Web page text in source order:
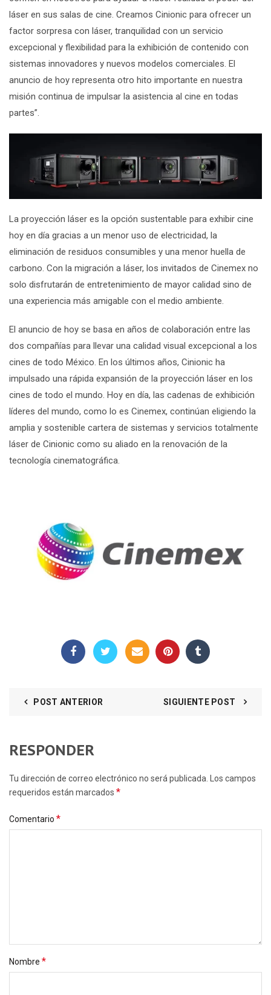
láser en sus salas de cine. Creamos Cinionic para ofrecer un
factor sorpresa con láser, tranquilidad con un servicio
excepcional y flexibilidad para la exhibición de contenido con
sistemas innovadores y nuevos modelos comerciales. El
anuncio de hoy representa otro hito importante en nuestra
misión continua de impulsar la asistencia al cine en todas
partes”.
La proyección láser es la opción sustentable para exhibir cine
hoy en día gracias a un menor uso de electricidad, la
eliminación de residuos consumibles y una menor huella de
carbono. Con la migración a láser, los invitados de Cinemex no
solo disfrutarán de entretenimiento de mayor calidad sino de
una experiencia más amigable con el medio ambiente.
El anuncio de hoy se basa en años de colaboración entre las
dos compañías para llevar una calidad visual excepcional a los
cines de todo México. En los últimos años, Cinionic ha
impulsado una rápida expansión de la proyección láser en los
cines de todo el mundo. Hoy en día, las cadenas de exhibición
líderes del mundo, como lo es Cinemex, continúan eligiendo la
amplia y sostenible cartera de sistemas y servicios totalmente
láser de Cinionic como su aliado en la renovación de la
tecnología cinematográfica.
POST ANTERIOR SIGUIENTE POST
RESPONDER
Tu dirección de correo electrónico no será publicada. Los campos
requeridos están marcados *
Comentario *
Nombre *